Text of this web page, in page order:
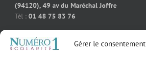
Gérer le consentement
(94120), 49 av du Maréchal Joffre
Tél : 01 48 75 83 76
rue des bourguignons